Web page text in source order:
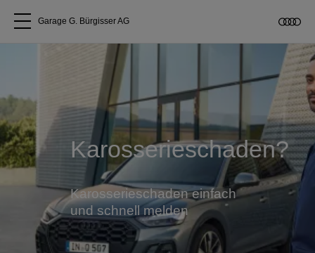
Über uns
Audi kaufen
Service & Reparatur
Audi Original Zubehör
Garage G. Bürgisser AG
Karosserieschaden?
Karosserieschaden einfach
und schnell melden